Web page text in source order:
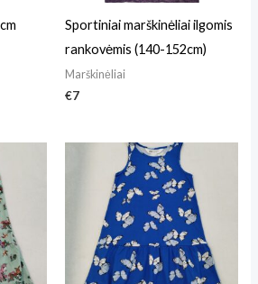
Sportiniai marškinėliai ilgomis
rankovėmis (140-152cm)
Marškinėliai
€7